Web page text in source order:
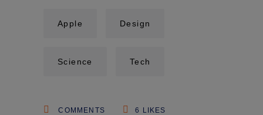
Apple Design
Science Tech
COMMENTS 6 LIKES